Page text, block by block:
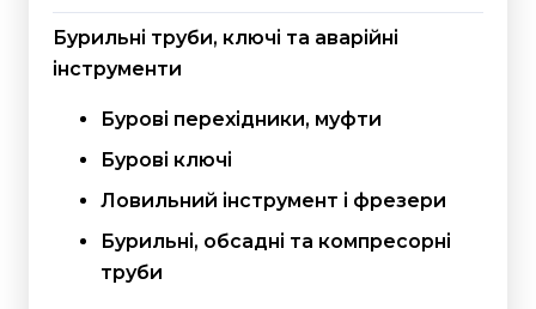
Бурильні труби, ключі та аварійні
інструменти
Бурові перехідники, муфти
Бурові ключі
Ловильний інструмент і фрезери
Бурильні, обсадні та компресорні
труби